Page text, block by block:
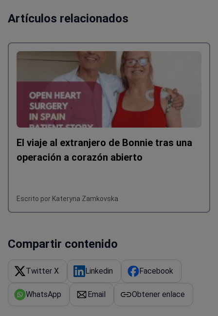
Artículos relacionados
El viaje al extranjero de Bonnie tras una
operación a corazón abierto
Escrito por Kateryna Zamkovska
Compartir contenido
Twitter X Linkedin Facebook
WhatsApp Email Obtener enlace